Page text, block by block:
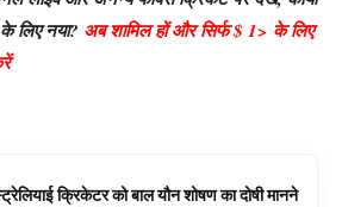
लिए नया? अब शामिल हों और सिर्फ $ 1> के लिए
क्रिकेटर को बाल यौन शोषण का दोषी मानने